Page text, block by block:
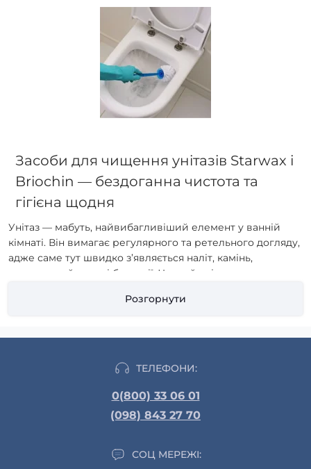
Засоби для чищення унітазів Starwax і
Briochin — бездоганна чистота та
гігієна щодня
Унітаз — мабуть, найвибагливіший елемент у ванній
кімнаті. Він вимагає регулярного та ретельного догляду,
адже саме тут швидко з’являється наліт, камінь,
неприємний запах і бактерії. Чистий унітаз — це не
видаляють найстійкіший вапняний наліт, знищують
бактерії та залишають приємну свіжість.
Чому унітаз потребує спеціального
тут швидко утворюється вапняний наліт через
Розгорнути
ТЕЛЕФОНИ:
0(800) 33 06 01
(098) 843 27 70
СОЦ МЕРЕЖІ: